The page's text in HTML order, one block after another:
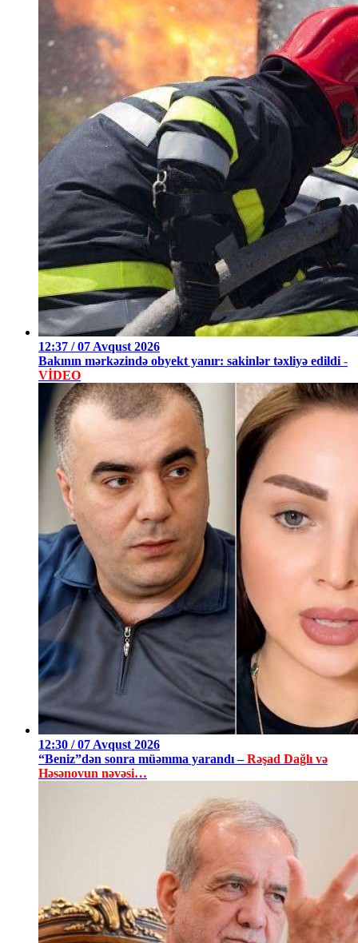
12:37 / 07 Avqust 2026
Bakının mərkəzində obyekt yanır: sakinlər təxliyə edildi -
VİDEO
12:30 / 07 Avqust 2026
“Beniz”dən sonra müəmma yarandı –Rəşad Dağlı və
Həsənovun nəvəsi…